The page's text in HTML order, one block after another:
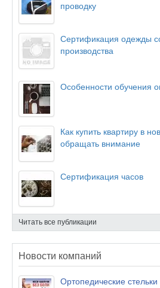
проводку
Сертификация одежды
производства
Особенности обучения
Как купить квартиру в
обращать внимание
Сертификация часов
Читать все публикации
Новости компаний
Ортопедические